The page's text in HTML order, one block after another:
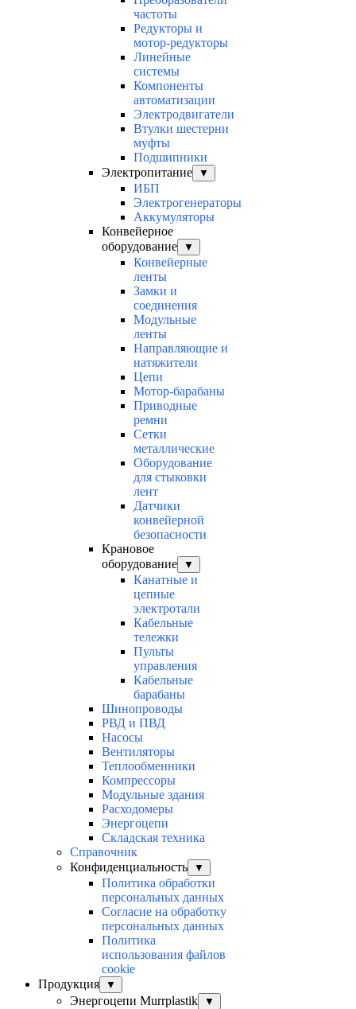
частоты
Редукторы и
мотор-редукторы
Линейные
системы
Компоненты
автоматизации
Электродвигатели
Втулки шестерни
муфты
Подшипники
Электропитание
▼
ИБП
Электрогенераторы
Аккумуляторы
Конвейерное
оборудование
▼
Конвейерные
ленты
Замки и
соединения
Модульные
ленты
Направляющие и
натяжители
Цепи
Мотор-барабаны
Приводные
ремни
Сетки
металлические
Оборудование
для стыковки
лент
Датчики
конвейерной
безопасности
Крановое
оборудование
▼
Канатные и
цепные
электротали
Кабельные
тележки
Пульты
управления
Кабельные
барабаны
Шинопроводы
РВД и ПВД
Насосы
Вентиляторы
Теплообменники
Компрессоры
Модульные здания
Расходомеры
Энергоцепи
Складская техника
Справочник
Конфиденциальность
▼
Политика обработки
персональных данных
Согласие на обработку
персональных данных
Политика
использования файлов
cookie
Продукция
▼
Энергоцепи Murrplastik ▼